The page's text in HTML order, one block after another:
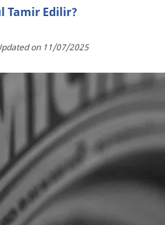
Tamir Edilir?
on 11/07/2025